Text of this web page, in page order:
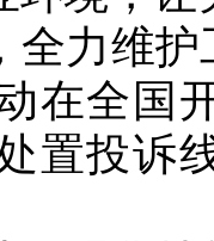
全力维
在全国
置投诉